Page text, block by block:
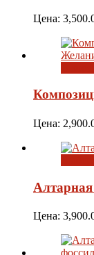
Цена:
Цена:
Алтарная
Цена: